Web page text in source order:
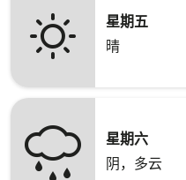
星期五
晴
星期六
阴，多云